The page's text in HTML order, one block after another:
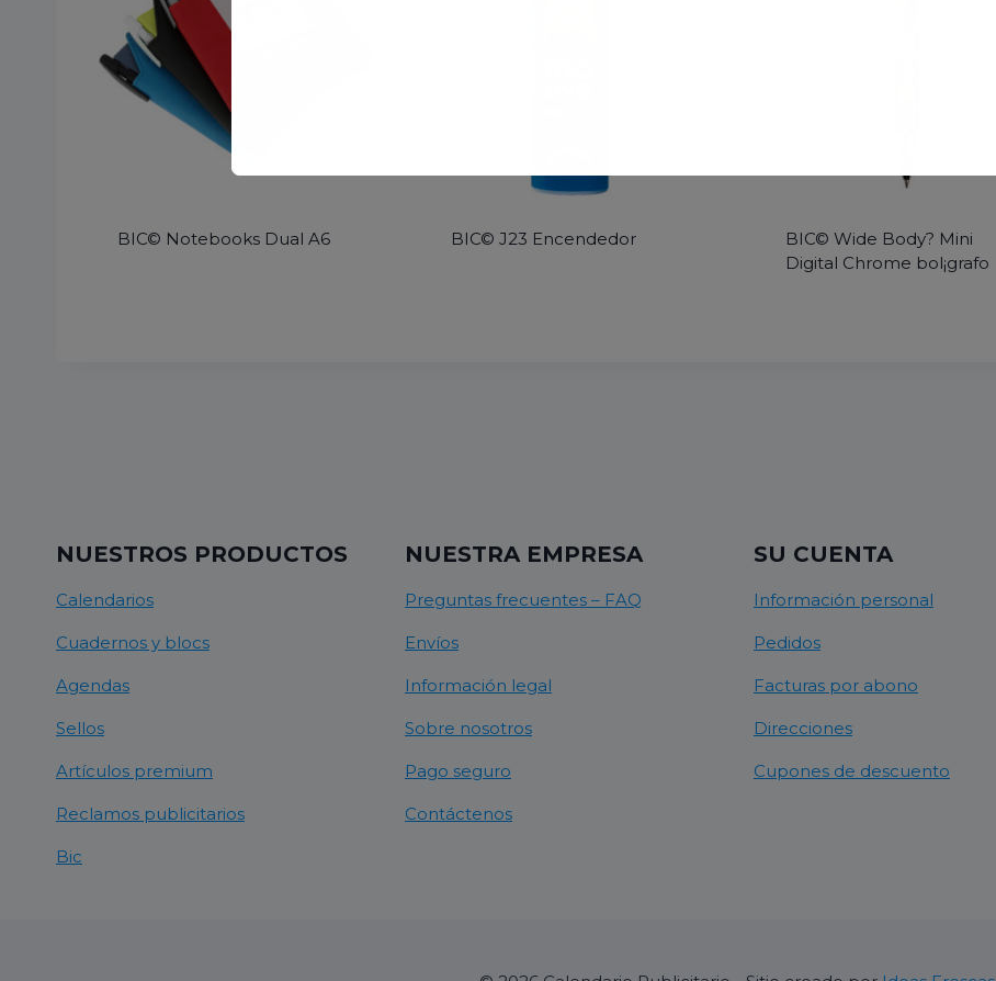
BIC© Notebooks Dual A6 BIC© J23 Encendedor
BIC© Wide Body? Mini
Digital Chrome bol¡grafo
NUESTROS PRODUCTOS
Calendarios
Cuadernos y blocs
Agendas
Sellos
Artículos premium
Reclamos publicitarios
Bic
NUESTRA EMPRESA
Preguntas frecuentes – FAQ
Envíos
Información legal
Sobre nosotros
Pago seguro
Contáctenos
SU CUENTA
Información personal
Pedidos
Facturas por abono
Direcciones
Cupones de descuento